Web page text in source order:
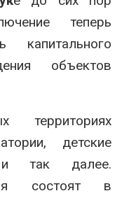
теперь
капитального
объектов
территориях
детские
так далее.
состоят в